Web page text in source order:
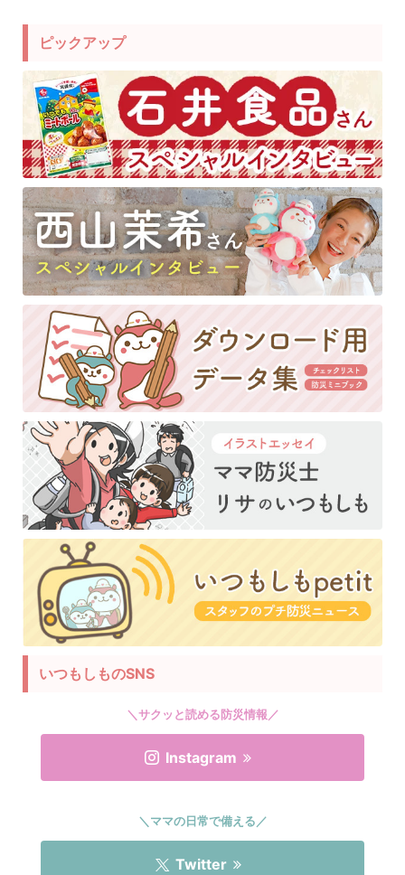
ピックアップ
いつもしものSNS
＼サクッと読める防災情報／
Instagram
＼ママの日常で備える／
Twitter